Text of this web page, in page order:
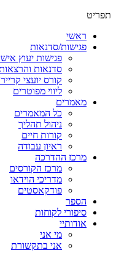
תפריט
ראשי
פגישות/סדנאות
פגישות יעוץ
סדנאות
קורס יועצי
ליווי מפוטרים
מאמרים
כל המאמרים
ניהול תהליך
קורות חיים
ראיון עבודה
מרכז ההדרכה
מרכז הקורסים
מדריכי הוידאו
פודקאסטים
הספר
סיפורי לקוחות
אודותיי
מי אני
אני בתקשורת